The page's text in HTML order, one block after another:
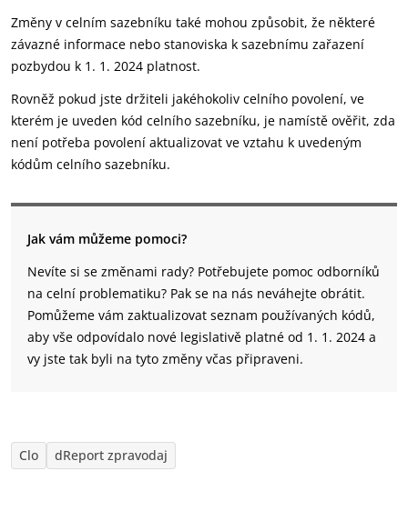
Změny v celním sazebníku také mohou způsobit, že některé
závazné informace nebo stanoviska k sazebnímu zařazení
pozbydou k 1. 1. 2024 platnost.
Rovněž pokud jste držiteli jakéhokoliv celního povolení, ve
kterém je uveden kód celního sazebníku, je namístě ověřit, zda
není potřeba povolení aktualizovat ve vztahu k uvedeným
kódům celního sazebníku.
Jak vám můžeme pomoci?
Nevíte si se změnami rady? Potřebujete pomoc odborníků
na celní problematiku? Pak se na nás neváhejte obrátit.
Pomůžeme vám zaktualizovat seznam používaných kódů,
aby vše odpovídalo nové legislativě platné od 1. 1. 2024 a
vy jste tak byli na tyto změny včas připraveni.
Clo dReport zpravodaj